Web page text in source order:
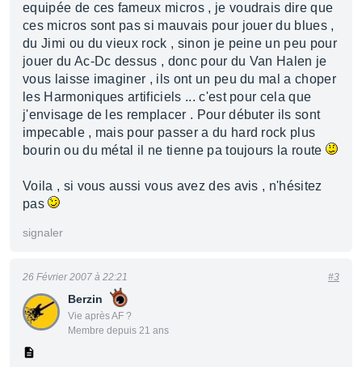
equipée de ces fameux micros , je voudrais dire que
ces micros sont pas si mauvais pour jouer du blues ,
du Jimi ou du vieux rock , sinon je peine un peu pour
jouer du Ac-Dc dessus , donc pour du Van Halen je
vous laisse imaginer , ils ont un peu du mal a choper
les Harmoniques artificiels ... c'est pour cela que
j'envisage de les remplacer . Pour débuter ils sont
impecable , mais pour passer a du hard rock plus
bourin ou du métal il ne tienne pa toujours la route
Voila , si vous aussi vous avez des avis , n'hésitez
pas
signaler
Berzin
Vie après AF ?
Membre depuis 21 ans
26 Février 2007 à 22:21 #3